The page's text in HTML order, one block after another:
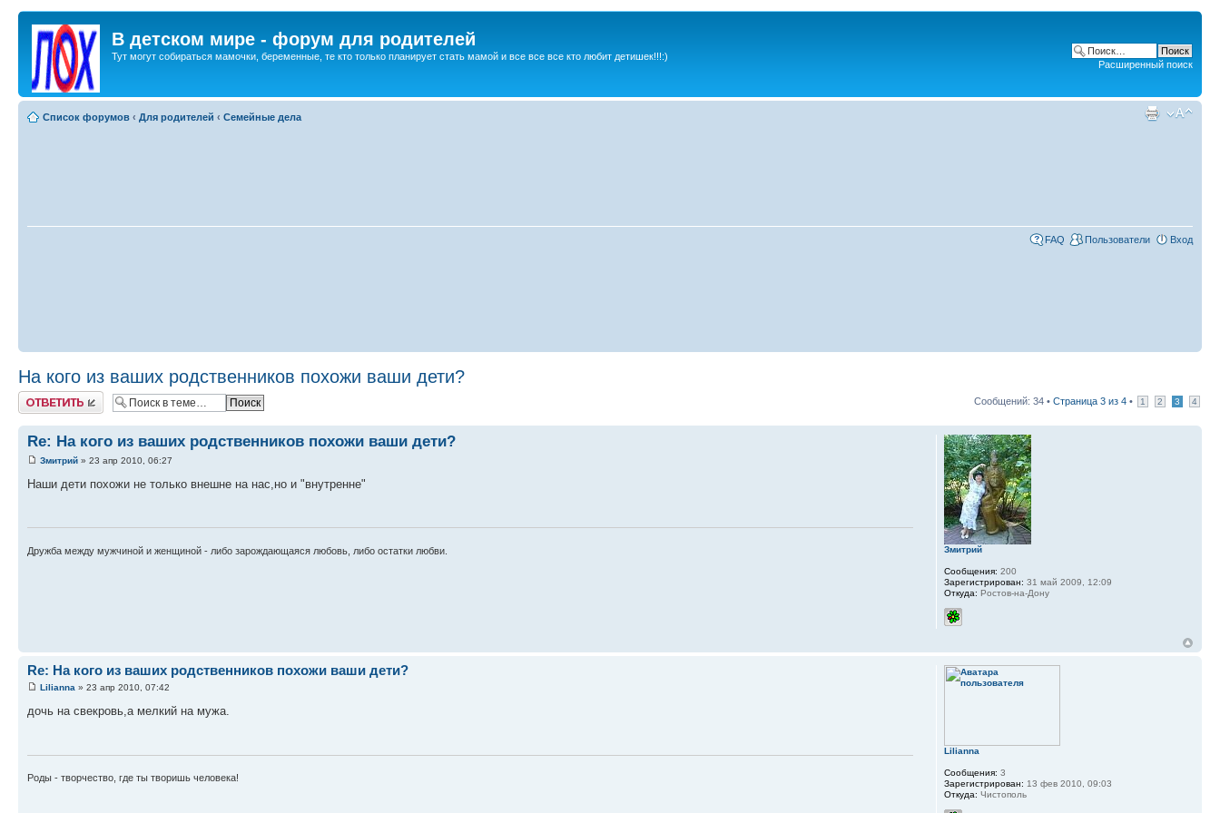
В детском мире - форум для родителей
Тут могут собираться мамочки, беременные, те кто только планирует стать мамой и все все все кто любит детишек!!!:)
Расширенный поиск
Список форумов ‹ Для родителей ‹ Семейные дела
FAQ Пользователи Вход
На кого из ваших родственников похожи ваши дети?
Ответить Сообщений: 34 • Страница 3 из 4 • 1 2 3 4
Re: На кого из ваших родственников похожи ваши дети?
Змитрий » 23 апр 2010, 06:27
Наши дети похожи не только внешне на нас,но и "внутренне"
Дружба между мужчиной и женщиной - либо зарождающаяся любовь, либо остатки любви. Змитрий
Сообщения: 200
Зарегистрирован: 31 май 2009, 12:09
Откуда: Ростов-на-Дону
Re: На кого из ваших родственников похожи ваши дети?
Lilianna » 23 апр 2010, 07:42
дочь на свекровь,а мелкий на мужа.
Роды - творчество, где ты творишь человека!
Lilianna
Сообщения: 3
Зарегистрирован: 13 фев 2010, 09:03
Откуда: Чистополь